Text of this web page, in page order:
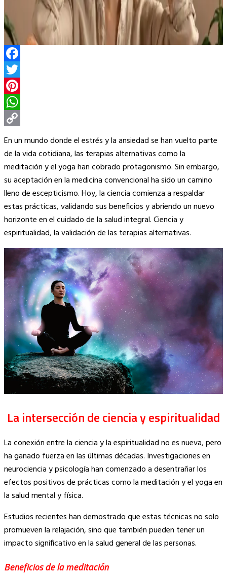
Facebook
Twitter
Pinterest
WhatsApp
Copy
Link
En un mundo donde el estrés y la ansiedad se han vuelto parte
de la vida cotidiana, las terapias alternativas como la
meditación y el yoga han cobrado protagonismo. Sin embargo,
su aceptación en la medicina convencional ha sido un camino
lleno de escepticismo. Hoy, la ciencia comienza a respaldar
estas prácticas, validando sus beneficios y abriendo un nuevo
horizonte en el cuidado de la salud integral. Ciencia y
espiritualidad, la validación de las terapias alternativas.
La intersección de ciencia y espiritualidad
La conexión entre la ciencia y la espiritualidad no es nueva, pero
ha ganado fuerza en las últimas décadas. Investigaciones en
neurociencia y psicología han comenzado a desentrañar los
efectos positivos de prácticas como la meditación y el yoga en
la salud mental y física.
Estudios recientes han demostrado que estas técnicas no solo
promueven la relajación, sino que también pueden tener un
impacto significativo en la salud general de las personas.
Beneficios de la meditación